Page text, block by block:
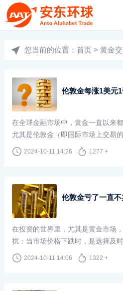
您当前的位置： 首页 > 黄金
伦敦金每涨1美元
在全球金融市场中，黄金一直以来
尤其是伦敦金（即国际市场上交易
强、交易量大，成为了许多投资者
会关注价格波动，尤其是伦敦金每
2024-10-11 14:26 1277 +
伦敦金亏了一直
在投资的世界里，尤其是黄金市场
扰：当市场价格下跌时，是选择及
未来能够“回本”？尤其是在伦敦金
泛的讨论。
2024-10-11 14:06 1322 +